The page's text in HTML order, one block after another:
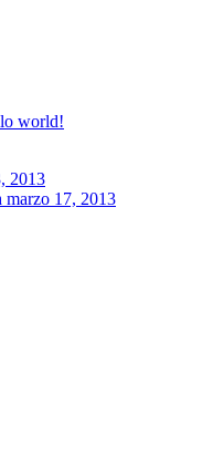
world!
2013
marzo 17, 2013